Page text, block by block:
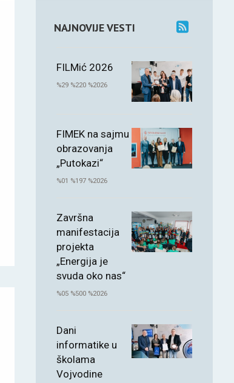
NAJNOVIJE VESTI
FILMić 2026
%29 %220 %2026
FIMEK na sajmu
obrazovanja
„Putokazi“
%01 %197 %2026
Završna
manifestacija
projekta
„Energija je
svuda oko nas“
%05 %500 %2026
Dani
informatike u
školama
Vojvodine